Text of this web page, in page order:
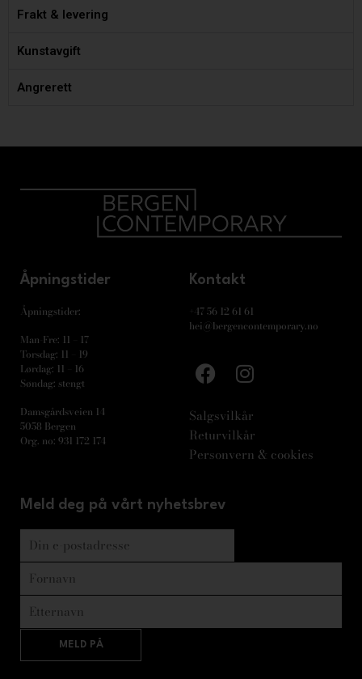
Frakt & levering
Kunstavgift
Angrerett
Åpningstider
Åpningstider:
Man-Fre: 11 – 17
Torsdag: 11 – 19
Lørdag: 11 – 16
Søndag: stengt
Damsgårdsveien 14
5058 Bergen
Org. no: 931 172 174
Kontakt
+47 56 12 61 61
hei@bergencontemporary.no
Salgsvilkår
Returvilkår
Personvern & cookies
Meld deg på vårt nyhetsbrev
MELD PÅ